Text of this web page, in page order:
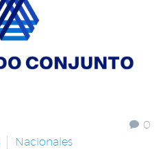
0
Nacionales